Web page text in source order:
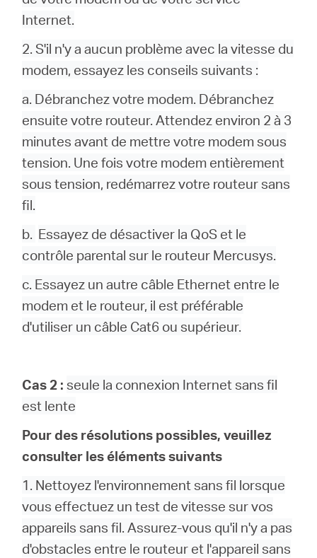
Internet.
2. S'il n'y a aucun problème avec la vitesse du
modem, essayez les conseils suivants :
a. Débranchez votre modem. Débranchez
ensuite votre routeur. Attendez environ 2 à 3
minutes avant de mettre votre modem sous
tension. Une fois votre modem entièrement
sous tension, redémarrez votre routeur sans
fil.
b. Essayez de désactiver la QoS et le
contrôle parental sur le routeur Mercusys.
c. Essayez un autre câble Ethernet entre le
modem et le routeur, il est préférable
d'utiliser un câble Cat6 ou supérieur.
Cas 2 :seule la connexion Internet sans fil
est lente
Pour des résolutions possibles, veuillez
consulter les éléments suivants
1. Nettoyez l'environnement sans fil lorsque
vous effectuez un test de vitesse sur vos
appareils sans fil. Assurez-vous qu'il n'y a pas
d'obstacles entre le routeur et l'appareil sans